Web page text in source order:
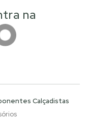
na
social
social
rede social
Calçadistas